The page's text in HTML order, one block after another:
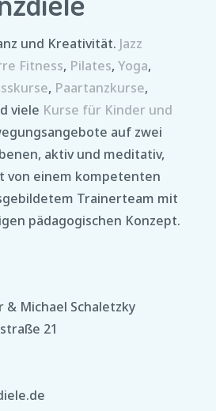
und Kreativität. Jazz
Fitness, Pilates, Yoga,
, Paartanzkurse,
viele Kurse für Kinder und
auf zwei
aktiv und meditativ,
von einem kompetenten
Trainerteam mit
pädagogischen Konzept.
& Michael Schaletzky
21